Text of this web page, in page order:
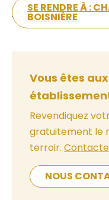
SE RENDRE À :
BOISNIÈRE
Vous êtes
Revendiquez
gratuitement le
terroir.
NOUS